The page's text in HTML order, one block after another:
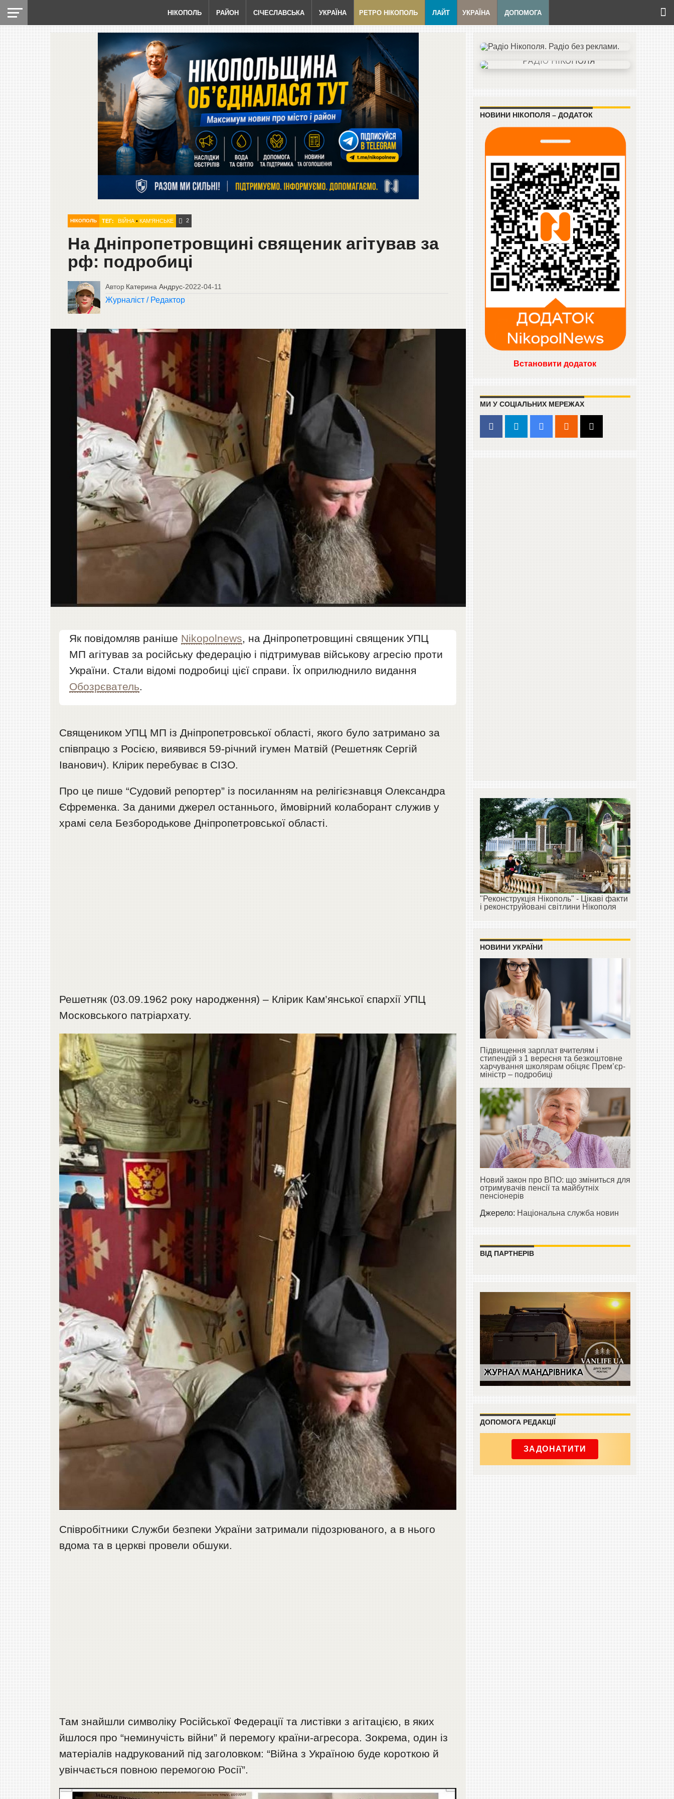
НІКОПОЛЬ РАЙОН СІЧЕСЛАВСЬКА УКРАЇНА РЕТРО НІКОПОЛЬ ЛАЙТ УКРАЇНА ДОПОМОГА
НІКОПОЛЬ ТЕГ: ВІЙНА• КАМ'ЯНСЬКЕ 2
На Дніпропетровщині священик агітував за
рф: подробиці
Автор Катерина Андрус-2022-04-11
Журналіст / Редактор
Як повідомляв раніше Nikopolnews, на Дніпропетровщині священик УПЦ
МП агітував за російську федерацію і підтримував військову агресію проти
України. Стали відомі подробиці цієї справи. Їх оприлюднило видання
Обозрєватель.
Священиком УПЦ МП із Дніпропетровської області, якого було затримано за
співпрацю з Росією, виявився 59-річний ігумен Матвій (Решетняк Сергій
Іванович). Клірик перебуває в СІЗО.
Про це пише “Судовий репортер” із посиланням на релігієзнавця Олександра
Єфременка. За даними джерел останнього, ймовірний колаборант служив у
храмі села Безбородькове Дніпропетровської області.
Решетняк (03.09.1962 року народження) – Клірик Кам’янської єпархії УПЦ
Московського патріархату.
Співробітники Служби безпеки України затримали підозрюваного, а в нього
вдома та в церкві провели обшуки.
Там знайшли символіку Російської Федерації та листівки з агітацією, в яких
йшлося про “неминучість війни” й перемогу країни-агресора. Зокрема, один із
матеріалів надрукований під заголовком: “Війна з Україною буде короткою й
увінчається повною перемогою Росії”.
НОВИНИ НІКОПОЛЯ – ДОДАТОК
Встановити додаток
МИ У СОЦІАЛЬНИХ МЕРЕЖАХ
"Реконструкція Нікополь" - Цікаві факти
і реконструйовані світлини Нікополя
НОВИНИ УКРАЇНИ
Підвищення зарплат вчителям і
стипендій з 1 вересня та безкоштовне
харчування школярам обіцяє Прем’єр-
міністр – подробиці
Новий закон про ВПО: що зміниться для
отримувачів пенсії та майбутніх
пенсіонерів
Джерело:Національна служба новин
ВІД ПАРТНЕРІВ
ДОПОМОГА РЕДАКЦІЇ
ЗАДОНАТИТИ